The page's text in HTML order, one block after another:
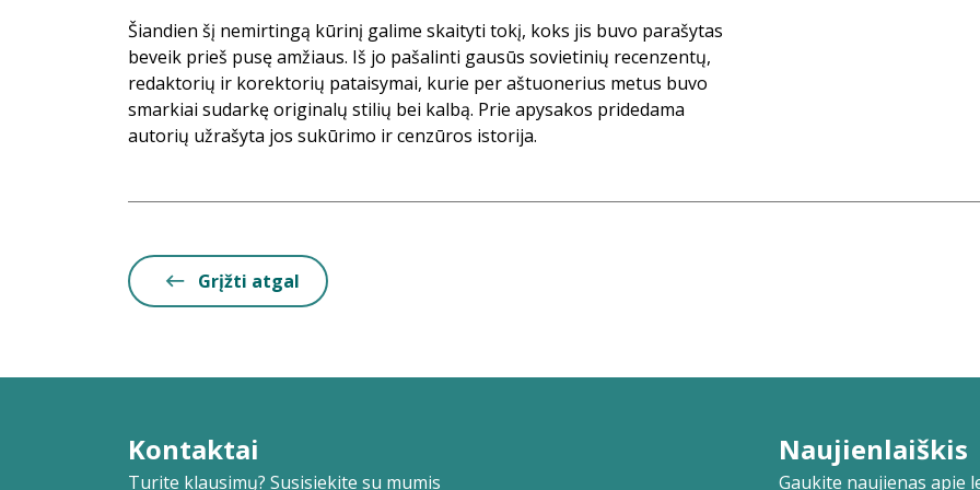
Šiandien šį nemirtingą kūrinį galime skaityti tokį, koks jis buvo parašytas
beveik prieš pusę amžiaus. Iš jo pašalinti gausūs sovietinių recenzentų,
redaktorių ir korektorių pataisymai, kurie per aštuonerius metus buvo
smarkiai sudarkę originalų stilių bei kalbą. Prie apysakos pridedama
autorių užrašyta jos sukūrimo ir cenzūros istorija.
Grįžti atgal
Kontaktai
Turite klausimų? Susisiekite su mumis
Naujienlaiškis
Gaukite naujienas apie